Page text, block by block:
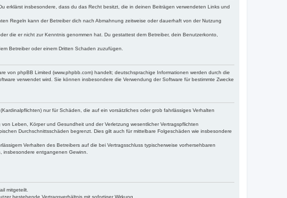
insbesondere, dass du das Recht besitzt, die in deinen Beiträgen verwendeten Links und
Regeln kann der Betreiber dich nach Abmahnung zeitweise oder dauerhaft von der Nutzung
die er nicht zur Kenntnis genommen hat. Du gestattest dem Betreiber, dein Benutzerkonto,
Betreiber oder einem Dritten Schaden zuzufügen.
von phpBB Limited (www.phpbb.com) handelt; deutschsprachige Informationen werden durch die
verwendet wird. Sie können insbesondere die Verwendung der Software für bestimmte Zwecke
nur für Schäden, die auf ein vorsätzliches oder grob fahrlässiges Verhalten
Leben, Körper und Gesundheit und der Verletzung wesentlicher Vertragspflichten
Durchschnittsschäden begrenzt. Dies gilt auch für mittelbare Folgeschäden wie insbesondere
Verhalten des Betreibers auf die bei Vertragsschluss typischerweise vorhersehbaren
insbesondere entgangenen Gewinn.
mitgeteilt.
bestehende Vertragsverhältnis mit sofortiger Wirkung.